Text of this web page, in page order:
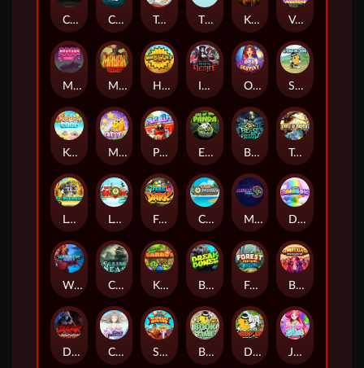
Chaos Crew Cubes 2 Tai The Toad The Respinners Klowns Vending Machine
Mystery Motel Mayan Stackways Harvest Wilds Immortal Desire Orb of Destiny Stack'em
Keep 'em Cool Magic Piggy Pug Life Eye of the Panda Beast Below Temple of Torment
Le Pharaoh Let It Snow Fear the Dark Cash Compass Miami Multiplier Double Rainbow
Warrior Ways Cursed Seas King Carrot Break Bones Forest Fortune Buffalo Stack'n'Sync
Dark Summoning Cloud Princess Shaolin Master Book of Time Drop'em Jelly Slice